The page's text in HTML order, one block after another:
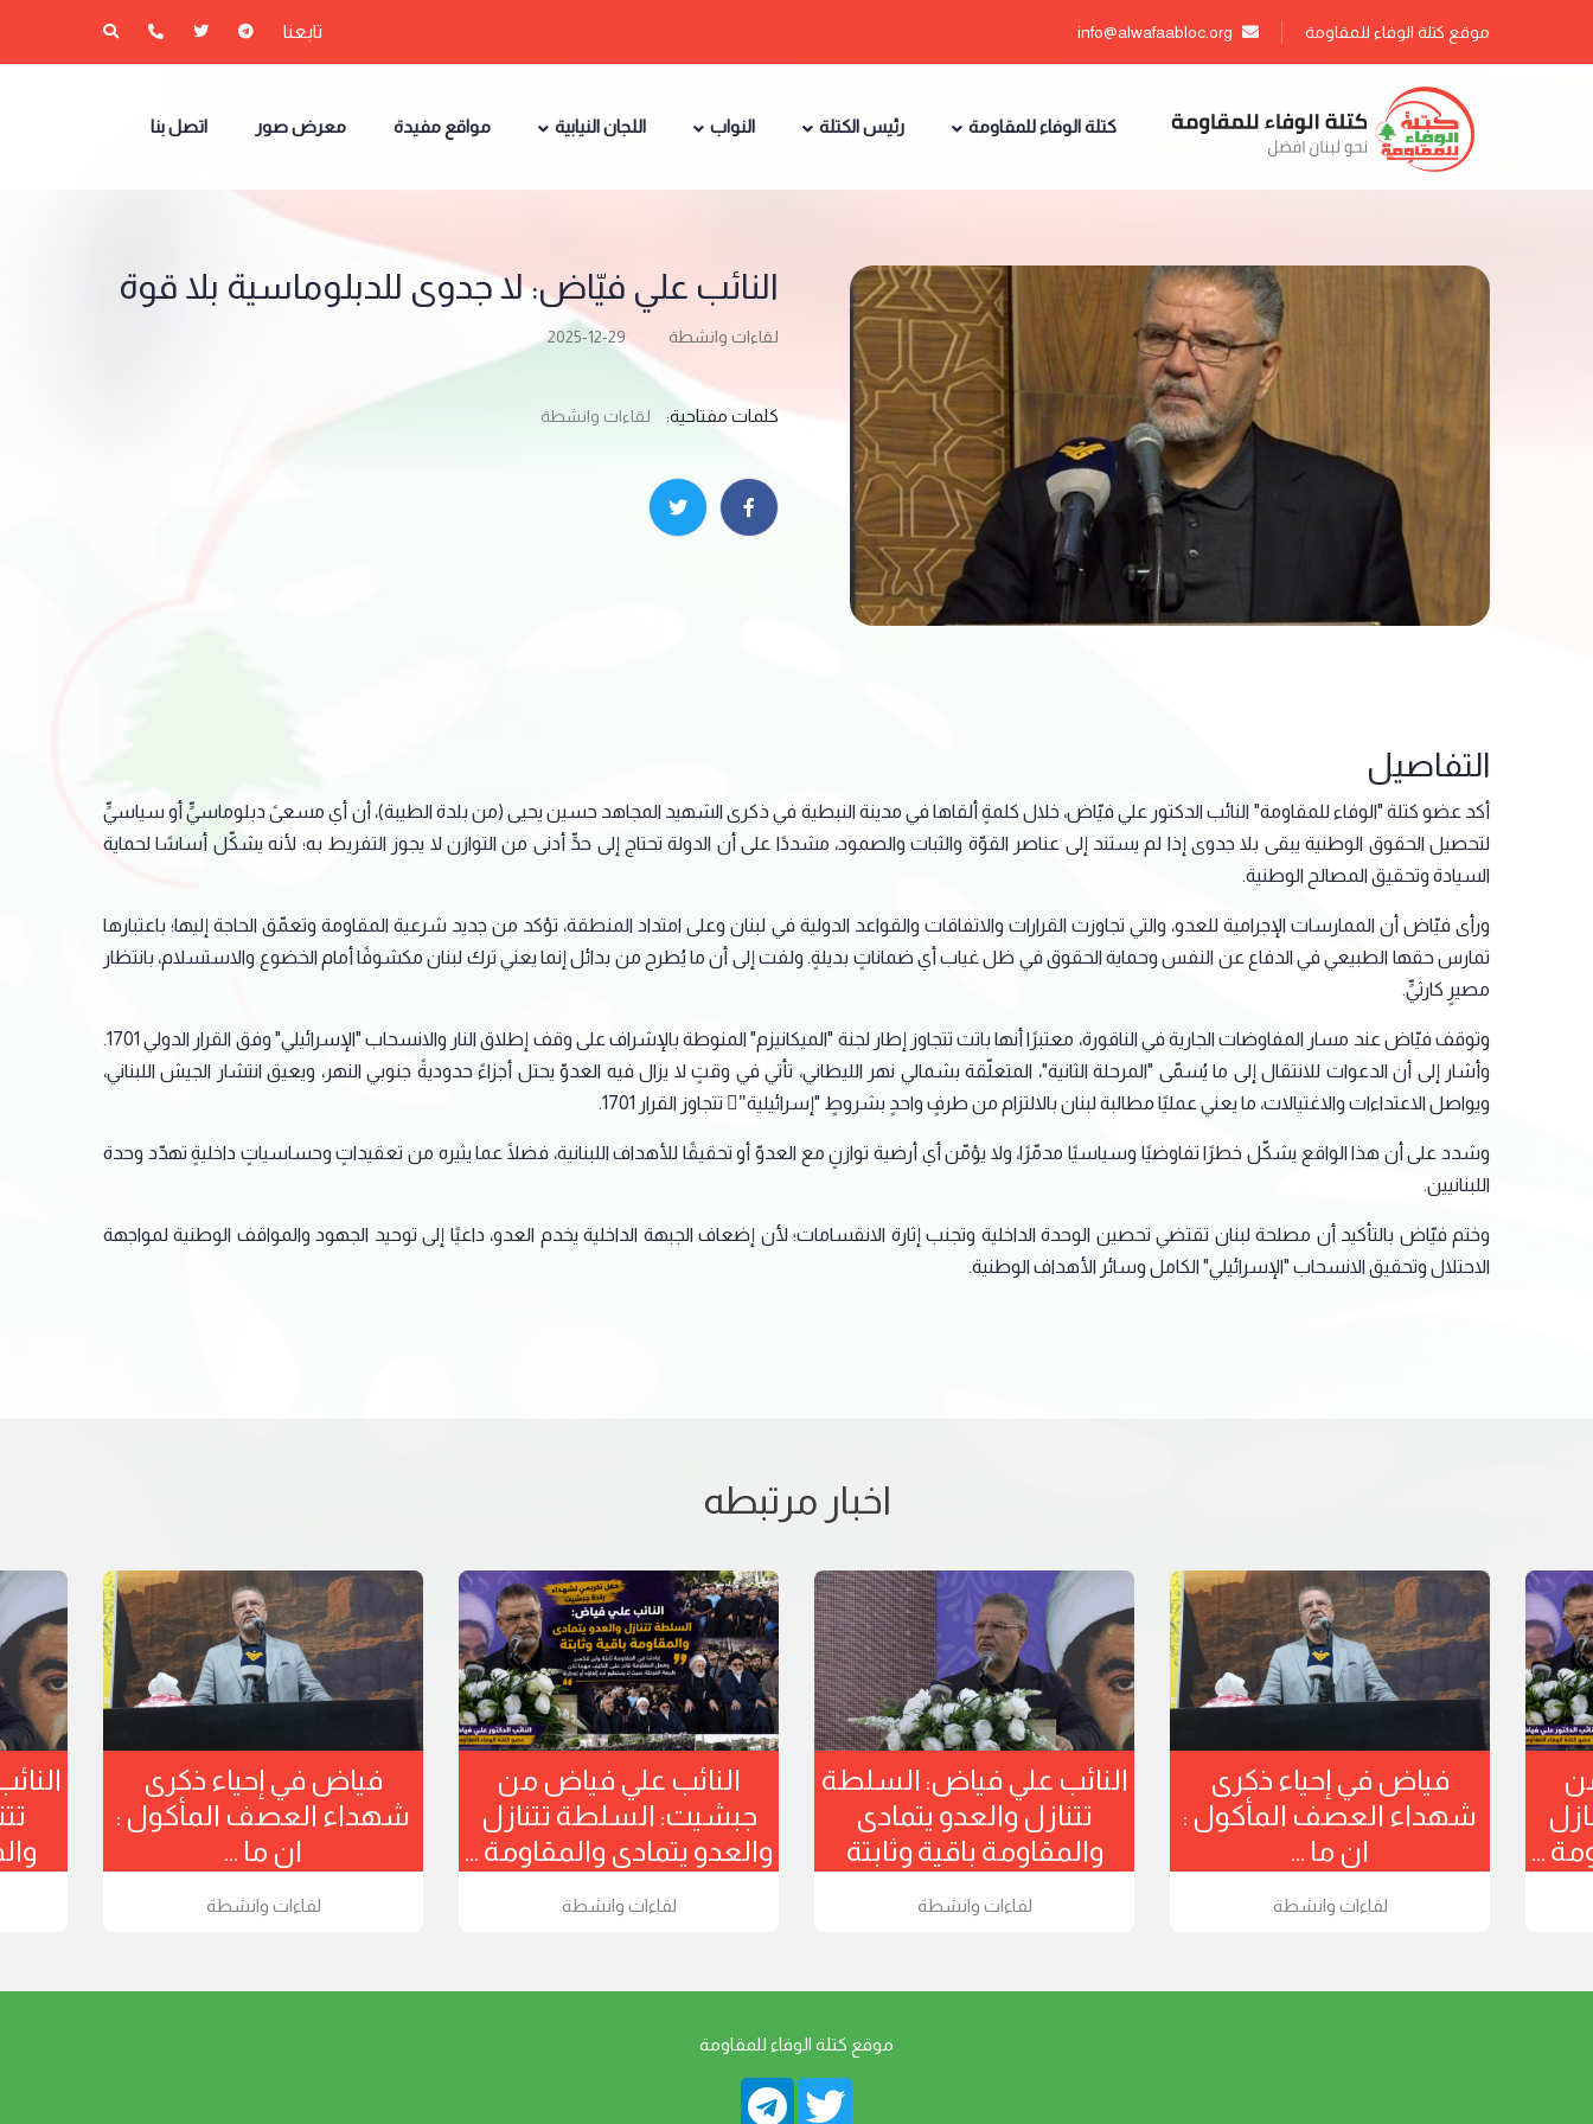
تابعنا موقع كتلة الوفاء للمقاومة
كتلة الوفاء للمقاومة رئيس الكتلة النواب اللجان النيابية مواقع مفيدة معرض صور اتصل بنا
النائب علي فيّاض: لا جدوى للدبلوماسية بلا قوة
لقاءات وانشطة 2025-12-29
كلمات مفتاحية: لقاءات وانشطة
التفاصيل
أكد عضو كتلة "الوفاء للمقاومة" النائب الدكتور علي فيّاض، خلال كلمةٍ ألقاها في مدينة النبطية في ذكرى الشهيد المجاهد حسين يحيى (من بلدة الطيبة)، أن أي مسعىً دبلوماسيٍّ أو سياسيٍّ
لتحصيل الحقوق الوطنية يبقى بلا جدوى إذا لم يستند إلى عناصر القوّة والثبات والصمود، مشددًا على أن الدولة تحتاج إلى حدٍّ أدنى من التوازن لا يجوز التفريط به؛ لأنه يشكّل أساسًا لحماية
السيادة وتحقيق المصالح الوطنية.
ورأى فيّاض أن الممارسات الإجرامية للعدو، والتي تجاوزت القرارات والاتفاقات والقواعد الدولية في لبنان وعلى امتداد المنطقة، تؤكد من جديد شرعية المقاومة وتعمّق الحاجة إليها؛ باعتبارها
تمارس حقها الطبيعي في الدفاع عن النفس وحماية الحقوق في ظل غياب أي ضماناتٍ بديلةٍ. ولفت إلى أن ما يُطرح من بدائل إنما يعني ترك لبنان مكشوفًا أمام الخضوع والاستسلام، بانتظار
مصيرٍ كارثيٍّ.
وتوقف فيّاض عند مسار المفاوضات الجارية في الناقورة، معتبرًا أنها باتت تتجاوز إطار لجنة "الميكانيزم" المنوطة بالإشراف على وقف إطلاق النار والانسحاب "الإسرائيلي" وفق القرار الدولي 1701.
وأشار إلى أن الدعوات للانتقال إلى ما يُسمّى "المرحلة الثانية"، المتعلّقة بشمالي نهر الليطاني، تأتي في وقتٍ لا يزال فيه العدوّ يحتل أجزاءً حدوديةً جنوبي النهر، ويعيق انتشار الجيش اللبناني،
ويواصل الاعتداءات والاغتيالات، ما يعني عمليًا مطالبة لبنان بالالتزام من طرفٍ واحدٍ بشروطٍ "إسرائيلية"ٍ تتجاوز القرار 1701.
وشدد على أن هذا الواقع يشكّل خطرًا تفاوضيًا وسياسيًا مدمّرًا، ولا يؤمّن أي أرضية توازنٍ مع العدوّ أو تحقيقًا للأهداف اللبنانية، فضلًا عما يثيره من تعقيداتٍ وحساسياتٍ داخليةٍ تهدّد وحدة
اللبنانيين.
وختم فيّاض بالتأكيد أن مصلحة لبنان تقتضي تحصين الوحدة الداخلية وتجنب إثارة الانقسامات؛ لأن إضعاف الجبهة الداخلية يخدم العدو، داعيًا إلى توحيد الجهود والمواقف الوطنية لمواجهة
الاحتلال وتحقيق الانسحاب "الإسرائيلي" الكامل وسائر الأهداف الوطنية.
اخبار مرتبطه
فياض في إحياء ذكرى
شهداء العصف المأكول :
ان ما ...
لقاءات وانشطة
النائب علي فياض من
جبشيت: السلطة تتنازل
والعدو يتمادى والمقاومة ...
لقاءات وانشطة
النائب علي فياض: السلطة
تتنازل والعدو يتمادى
والمقاومة باقية وثابتة
لقاءات وانشطة
فياض في إحياء ذكرى
شهداء العصف المأكول :
ان ما ...
لقاءات وانشطة
من
...
موقع كتلة الوفاء للمقاومة